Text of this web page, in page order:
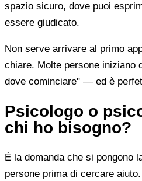
spazio sicuro, dove puoi
essere giudicato.
Non serve arrivare al primo
chiare. Molte persone iniziano
dove cominciare" — ed è
Psicologo o
chi ho bisogno?
È la domanda che si pongono
persone prima di cercare